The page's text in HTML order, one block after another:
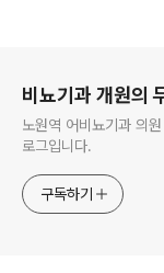
비뇨기과 개원의
노원역 어비뇨기과 의원 원장. 공부하면서 올리는
로그입니다.
구독하기